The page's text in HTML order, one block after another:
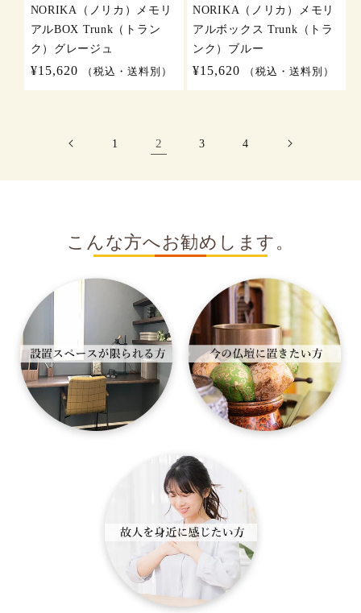
NORIKA（ノリカ）メモリ
アルBOX Trunk（トラン
ク）グレージュ
通
¥15,620 （税込・送料別）
NORIKA（ノリカ）メモリ
アルボックス Trunk（トラ
ンク）ブルー
通
¥15,620 （税込・送料別）
1 2 3 4
こんな方へお勧めします。